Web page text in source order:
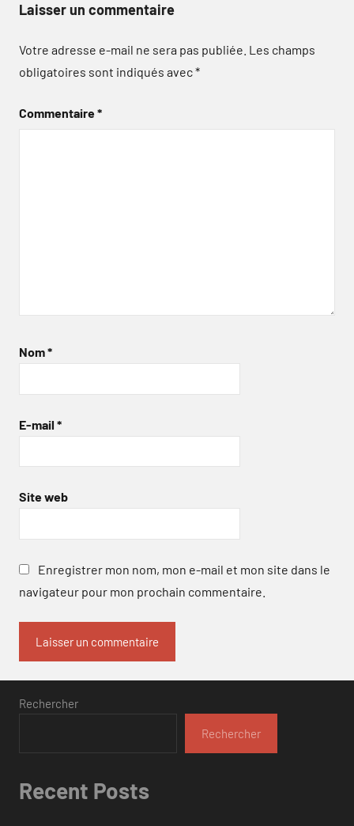
Laisser un commentaire
Votre adresse e-mail ne sera pas publiée. Les champs
obligatoires sont indiqués avec*
Commentaire*
Nom*
E-mail *
Site web
Enregistrer mon nom, mon e-mail et mon site dans le
navigateur pour mon prochain commentaire.
Rechercher
Rechercher
Recent Posts